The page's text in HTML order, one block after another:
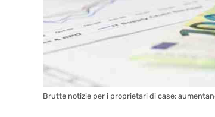
Brutte notizie per i proprietari di case: